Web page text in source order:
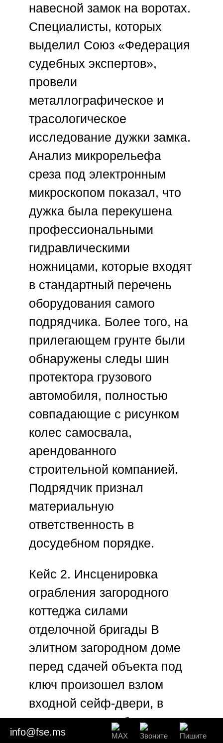
навесной замок на воротах.
Специалисты, которых
выделил Союз «Федерация
судебных экспертов»,
провели
металлографическое и
трасологическое
исследование дужки замка.
Анализ микрорельефа
среза под электронным
микроскопом показал, что
дужка была перекушена
профессиональными
гидравлическими
ножницами, которые входят
в стандартный перечень
оборудования самого
подрядчика. Более того, на
прилегающем грунте были
обнаружены следы шин
протектора грузового
автомобиля, полностью
совпадающие с рисунком
колес самосвала,
арендованного
строительной компанией.
Подрядчик признал
материальную
ответственность в
досудебном порядке.
Кейс 2. Инсценировка
ограбления загородного
коттеджа силами
отделочной бригады В
элитном загородном доме
перед сдачей объекта под
ключ произошел взлом
входной сейф-двери, в
результате чего были
испорчены дизайнерские
info@fse.ms